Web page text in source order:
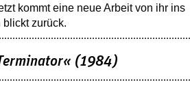
kommt eine neue Arbeit von ihr ins
zurück.
(1984)